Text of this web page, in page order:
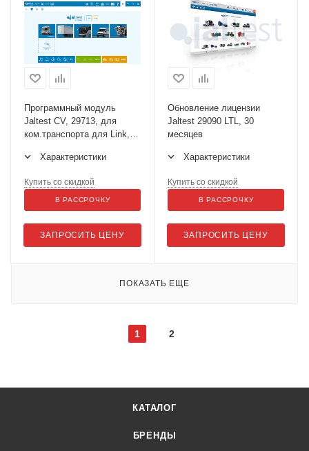
Программный модуль
Jaltest СV, 29713, для
ком.транспорта для Link,
Характеристики
ЗАПРОСИТЬ ЦЕНУ
Купить со скидкой
В РАССРОЧКУ
Обновление лицензии
Jaltest 29090 LTL, 30
месяцев
Характеристики
ЗАПРОСИТЬ ЦЕНУ
Купить со скидкой
В РАССРОЧКУ
ПОКАЗАТЬ ЕЩЕ
1 2
КАТАЛОГ
БРЕНДЫ